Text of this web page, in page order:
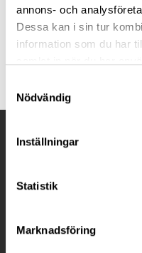
annons- och
Dessa kan i sin tur
information som du har
Nödvändig
Inställningar
Statistik
Marknadsföring